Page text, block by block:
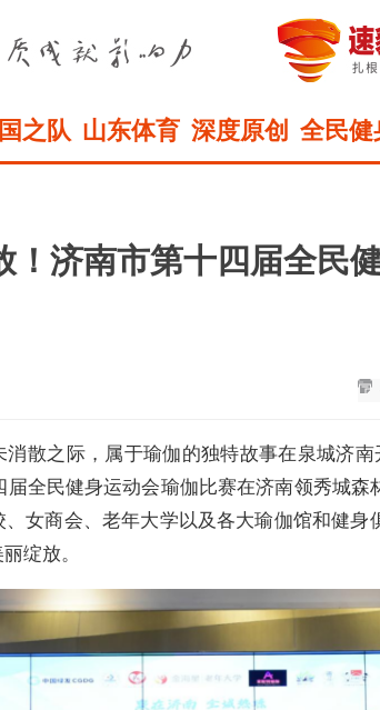
之队 山东体育 深度原创 全民健
！济南市第十四届全民
散之际，属于瑜伽的独特故事在泉城济
届全民健身运动会瑜伽比赛在济南领秀城
女商会、老年大学以及各大瑜伽馆和健身
绽放。